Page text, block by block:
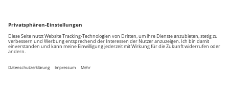
Entfeuchtungsleistung berechnen
Kapazitätsberechnung für Luftreiniger
Klimatisierungsleistung berechnen
Ventilationsleistung berechnen